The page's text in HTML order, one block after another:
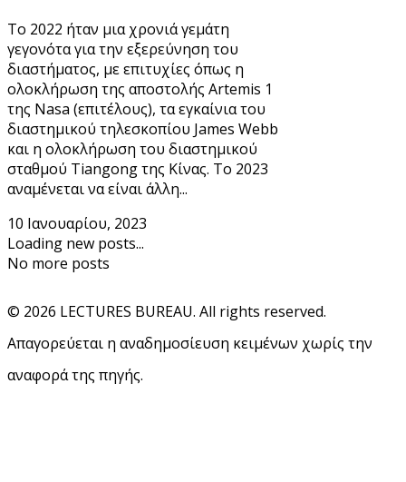
Το 2022 ήταν μια χρονιά γεμάτη
γεγονότα για την εξερεύνηση του
διαστήματος, με επιτυχίες όπως η
ολοκλήρωση της αποστολής Artemis 1
της Nasa (επιτέλους), τα εγκαίνια του
διαστημικού τηλεσκοπίου James Webb
και η ολοκλήρωση του διαστημικού
σταθμού Tiangong της Κίνας. Το 2023
αναμένεται να είναι άλλη...
10 Ιανουαρίου, 2023
Loading new posts...
No more posts
© 2026 LECTURES BUREAU. All rights reserved.
Απαγορεύεται η αναδημοσίευση κειμένων χωρίς την
αναφορά της πηγής.